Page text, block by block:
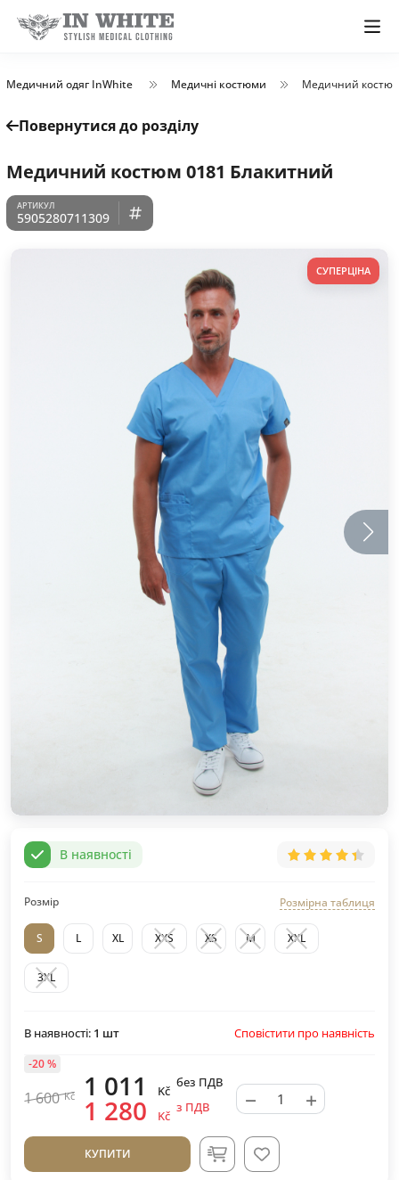
Медичний одяг InWhite Медичні костюми Медичний
Повернутися до розділу
Медичний костюм 0181 Блакитний
5905280711309
СУПЕРЦІНА
В наявності
Розмір Розмірна таблиця
S L XL XXS XS M XXL
3XL
В наявності: 1 шт Сповістити про наявність
1 600 Kč 1 011 Kč
без ПДВ
1 280 Kč
з ПДВ
-20 %
− +
КУПИТИ